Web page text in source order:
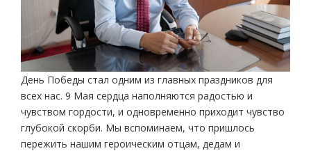
День Победы стал одним из главных праздников для
всех нас. 9 Мая сердца наполняются радостью и
чувством гордости, и одновременно приходит чувство
глубокой скорби. Мы вспоминаем, что пришлось
пережить нашим героическим отцам, дедам и